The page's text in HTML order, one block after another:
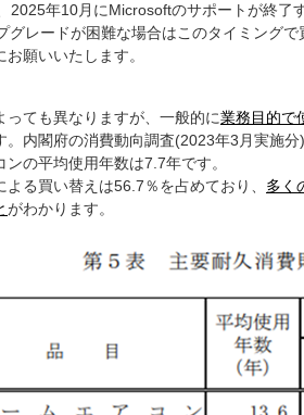
2025年10月にMicrosoftのサポートが終了
グレードが困難な場合はこのタイミングで
願いいたします。
っても異なりますが、一般的に業務目的で
。内閣府の消費動向調査(2023年3月実施分)
の平均使用年数は7.7年です。
る買い替えは56.7％を占めており、 多く
がわかります。